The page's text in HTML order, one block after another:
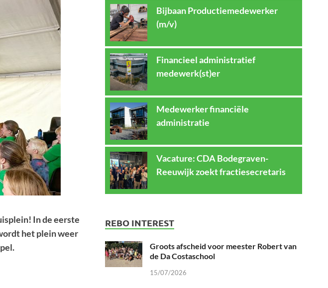
In de eerste
het plein weer
Bijbaan Productiemedewerker
(m/v)
Financieel administratief
medewerk(st)er
Medewerker financiële
administratie
Vacature: CDA Bodegraven-
Reeuwijk zoekt fractiesecretaris
REBO INTEREST
Groots afscheid voor meester Robert van
de Da Costaschool
15/07/2026